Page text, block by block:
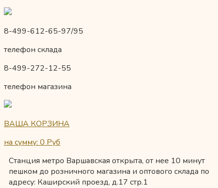
8-499-612-65-97/95
телефон склада
8-499-272-12-55
телефон магазина
ВАША КОРЗИНА
на сумму: 0 Руб
Станция метро Варшавская открыта, от нее 10 минут
пешком до розничного магазина и оптового склада по
адресу: Каширский проезд, д.17 стр.1